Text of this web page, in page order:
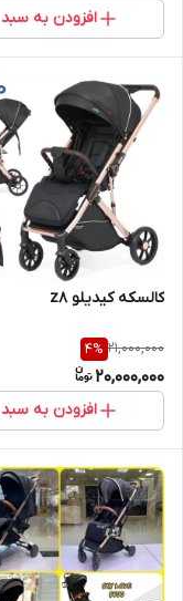
افزودن به سبد
کالسکه کیدیلو z8
21,000,000
4%
20,000,000
افزودن به سبد